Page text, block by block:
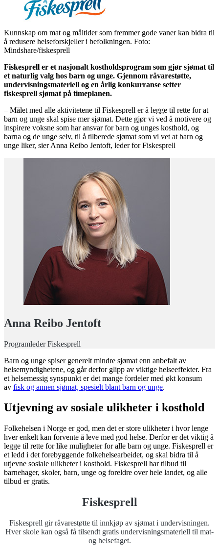
Kunnskap om mat og måltider som fremmer gode vaner kan bidra til
å redusere helseforskjeller i befolkningen. Foto:
Mindshare/fiskesprell
Fiskesprell er et nasjonalt kostholdsprogram som gjør sjømat til
et naturlig valg hos barn og unge. Gjennom råvarestøtte,
undervisningsmateriell og en årlig konkurranse setter
fiskesprell sjømat på timeplanen.
– Målet med alle aktivitetene til Fiskesprell er å legge til rette for at
barn og unge skal spise mer sjømat. Dette gjør vi ved å motivere og
inspirere voksne som har ansvar for barn og unges kosthold, og
barna og de unge selv, til å tilberede sjømat som vi vet at barn og
unge liker, sier Anna Reibo Jentoft, leder for Fiskesprell
Anna Reibo Jentoft
Programleder Fiskesprell
Barn og unge spiser generelt mindre sjømat enn anbefalt av
helsemyndighetene, og går derfor glipp av viktige helseeffekter. Fra
et helsemessig synspunkt er det mange fordeler med økt konsum
av fisk og annen sjømat, spesielt blant barn og unge.
Utjevning av sosiale ulikheter i kosthold
Folkehelsen i Norge er god, men det er store ulikheter i hvor lenge
hver enkelt kan forvente å leve med god helse. Derfor er det viktig å
legge til rette for like muligheter for alle barn og unge. Fiskesprell er
et ledd i det forebyggende folkehelsearbeidet, og skal bidra til å
utjevne sosiale ulikheter i kosthold. Fiskesprell har tilbud til
barnehager, skoler, barn, unge og foreldre over hele landet, og alle
tilbud er gratis.
Fiskesprell
Fiskesprell gir råvarestøtte til innkjøp av sjømat i undervisningen.
Hver skole kan også få tilsendt gratis undervisningsmateriell til mat-
og helsefaget.